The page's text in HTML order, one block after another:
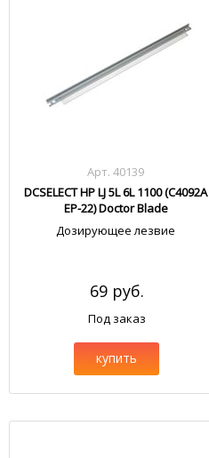
Арт. 40139
DCSELECT HP LJ 5L 6L 1100 (C4092A
EP-22) Doctor Blade
Дозирующее лезвие
69 руб.
Под заказ
купить